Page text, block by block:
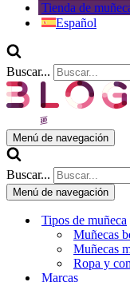
Tienda de
Español
Buscar...
Menú de navegación
Buscar...
Menú de navegación
Tipos de muñeca
Muñecas
Muñecas
Ropa y
Marcas